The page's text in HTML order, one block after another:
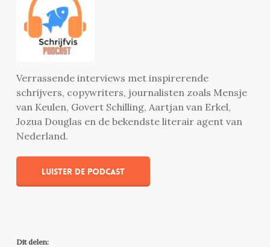
Verrassende interviews met inspirerende
schrijvers, copywriters, journalisten zoals Mensje
van Keulen, Govert Schilling, Aartjan van Erkel,
Jozua Douglas en de bekendste literair agent van
Nederland.
Luister de podcast
Dit delen: